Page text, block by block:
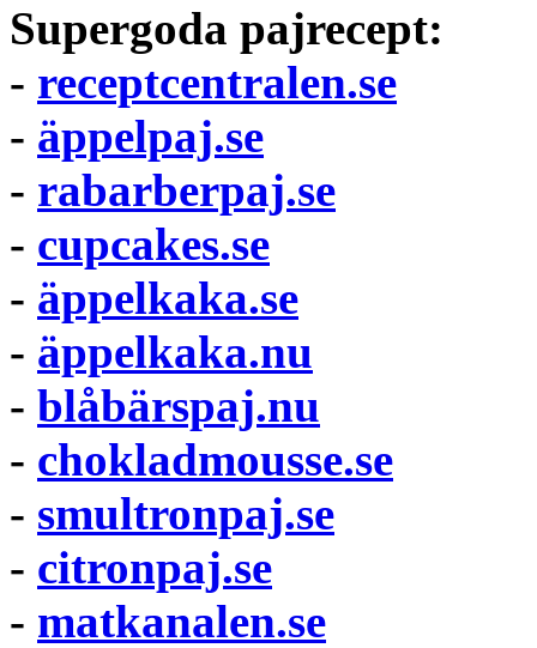
Supergoda pajrecept:
- receptcentralen.se
- äppelpaj.se
- rabarberpaj.se
- cupcakes.se
- äppelkaka.se
- äppelkaka.nu
- blåbärspaj.nu
- chokladmousse.se
- smultronpaj.se
- citronpaj.se
- matkanalen.se